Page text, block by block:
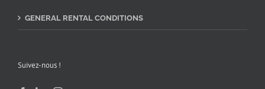
GENERAL RENTAL CONDITIONS
Suivez-nous !